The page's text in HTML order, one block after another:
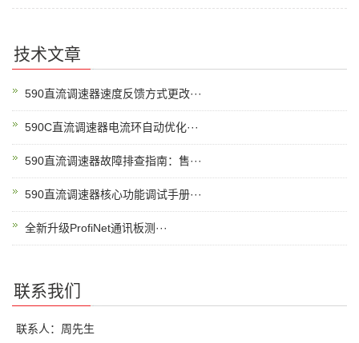
技术文章
590直流调速器速度反馈方式更改···
590C直流调速器电流环自动优化···
590直流调速器故障排查指南：售···
590直流调速器核心功能调试手册···
全新升级ProfiNet通讯板测···
联系我们
联系人：周先生